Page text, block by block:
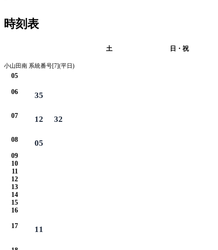
時刻表
土 日・祝
小山田南 系統番号[7](平日)
05
06 35
07 12 32
08 05
09
10
11
12
13
14
15
16
17 11